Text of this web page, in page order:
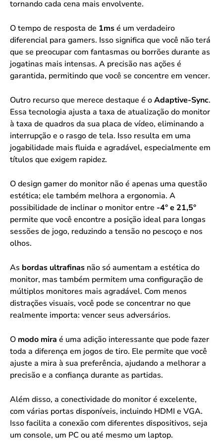
tornando cada cena mais envolvente.
O tempo de resposta de 1msé um verdadeiro
diferencial para gamers. Isso significa que você não terá
que se preocupar com fantasmas ou borrões durante as
jogatinas mais intensas. A precisão nas ações é
garantida, permitindo que você se concentre em vencer.
Outro recurso que merece destaque é oAdaptive-Sync.
Essa tecnologia ajusta a taxa de atualização do monitor
à taxa de quadros da sua placa de vídeo, eliminando a
interrupção e o rasgo de tela. Isso resulta em uma
jogabilidade mais fluida e agradável, especialmente em
títulos que exigem rapidez.
O design gamer do monitor não é apenas uma questão
estética; ele também melhora a ergonomia. A
possibilidade de inclinar o monitor entre -4° e 21,5°
permite que você encontre a posição ideal para longas
sessões de jogo, reduzindo a tensão no pescoço e nos
olhos.
As bordas ultrafinas não só aumentam a estética do
monitor, mas também permitem uma configuração de
múltiplos monitores mais agradável. Com menos
distrações visuais, você pode se concentrar no que
realmente importa: vencer seus adversários.
O modo mira é uma adição interessante que pode fazer
toda a diferença em jogos de tiro. Ele permite que você
ajuste a mira à sua preferência, ajudando a melhorar a
precisão e a confiança durante as partidas.
Além disso, a conectividade do monitor é excelente,
com várias portas disponíveis, incluindo HDMI e VGA.
Isso facilita a conexão com diferentes dispositivos, seja
um console, um PC ou até mesmo um laptop.